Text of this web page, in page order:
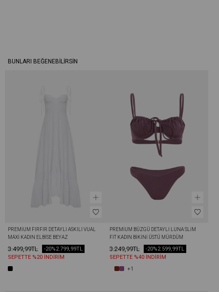
BUNLARI BEĞENEBILIRSIN
PREMIUM FIRFIR DETAYLI ASKILI VUAL
MAXI KADIN ELBISE BEYAZ
3.499,99TL 2.799,99TL
-20%
SEPETTE %20 İNDİRİM
PREMIUM BÜZGÜ DETAYLI LUNA SLIM
FIT KADIN BIKINI ÜSTÜ MÜRDÜM
3.249,99TL 2.599,99TL
-20%
SEPETTE %40 İNDİRİM
+1